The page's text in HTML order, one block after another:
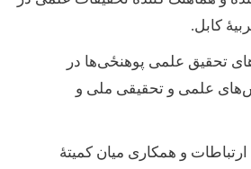
کابل.
تحقیق علمی پوهنځیها در
های علمی و تحقیقی ملی و
و همکاری میان کمیتۀ